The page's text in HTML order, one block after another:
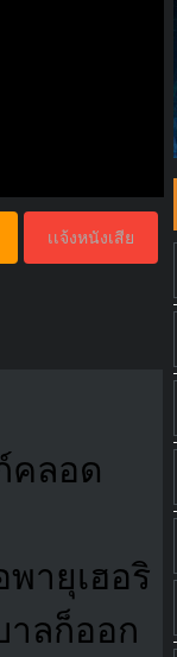
เเจ้งหนังเสีย
คลอด
พายุเฮอริ
ลก็ออก